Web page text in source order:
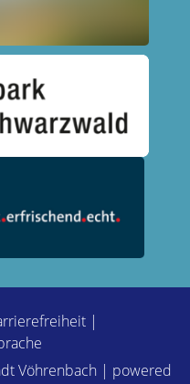
|
Vöhrenbach | powered